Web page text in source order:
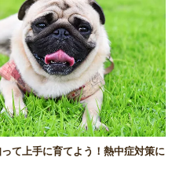
て上手に育てよう！熱中症対策に